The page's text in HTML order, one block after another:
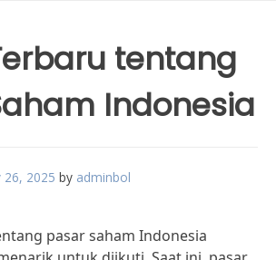
tentang
Indonesia
26, 2025 by adminbol
pasar saham Indonesia